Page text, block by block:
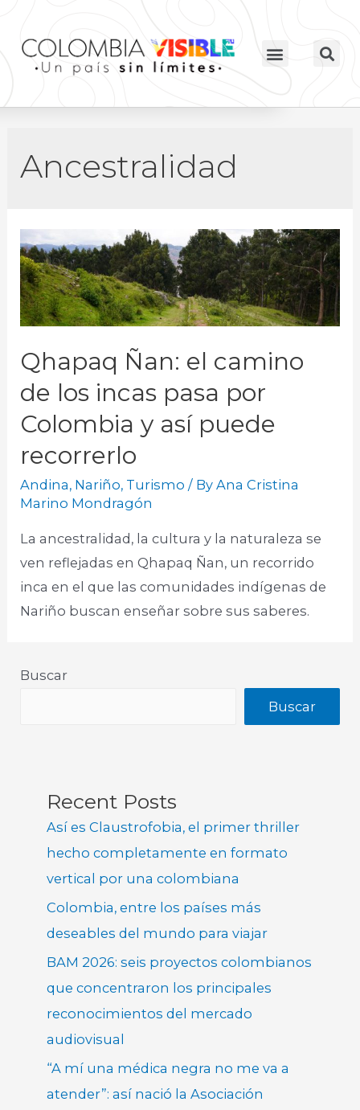
Ancestralidad
Qhapaq Ñan: el camino
de los incas pasa por
Colombia y así puede
recorrerlo
Andina, Nariño, Turismo / ByAna Cristina
Marino Mondragón
La ancestralidad, la cultura y la naturaleza se
ven reflejadas en Qhapaq Ñan, un recorrido
inca en el que las comunidades indígenas de
Nariño buscan enseñar sobre sus saberes.​
Buscar
Buscar
Recent Posts
Así es Claustrofobia, el primer thriller
hecho completamente en formato
vertical por una colombiana
Colombia, entre los países más
deseables del mundo para viajar
BAM 2026: seis proyectos colombianos
que concentraron los principales
reconocimientos del mercado
audiovisual
“A mí una médica negra no me va a
atender”: así nació la Asociación